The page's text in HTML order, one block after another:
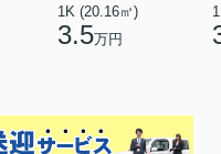
1K (20.16㎡)
3.5万円